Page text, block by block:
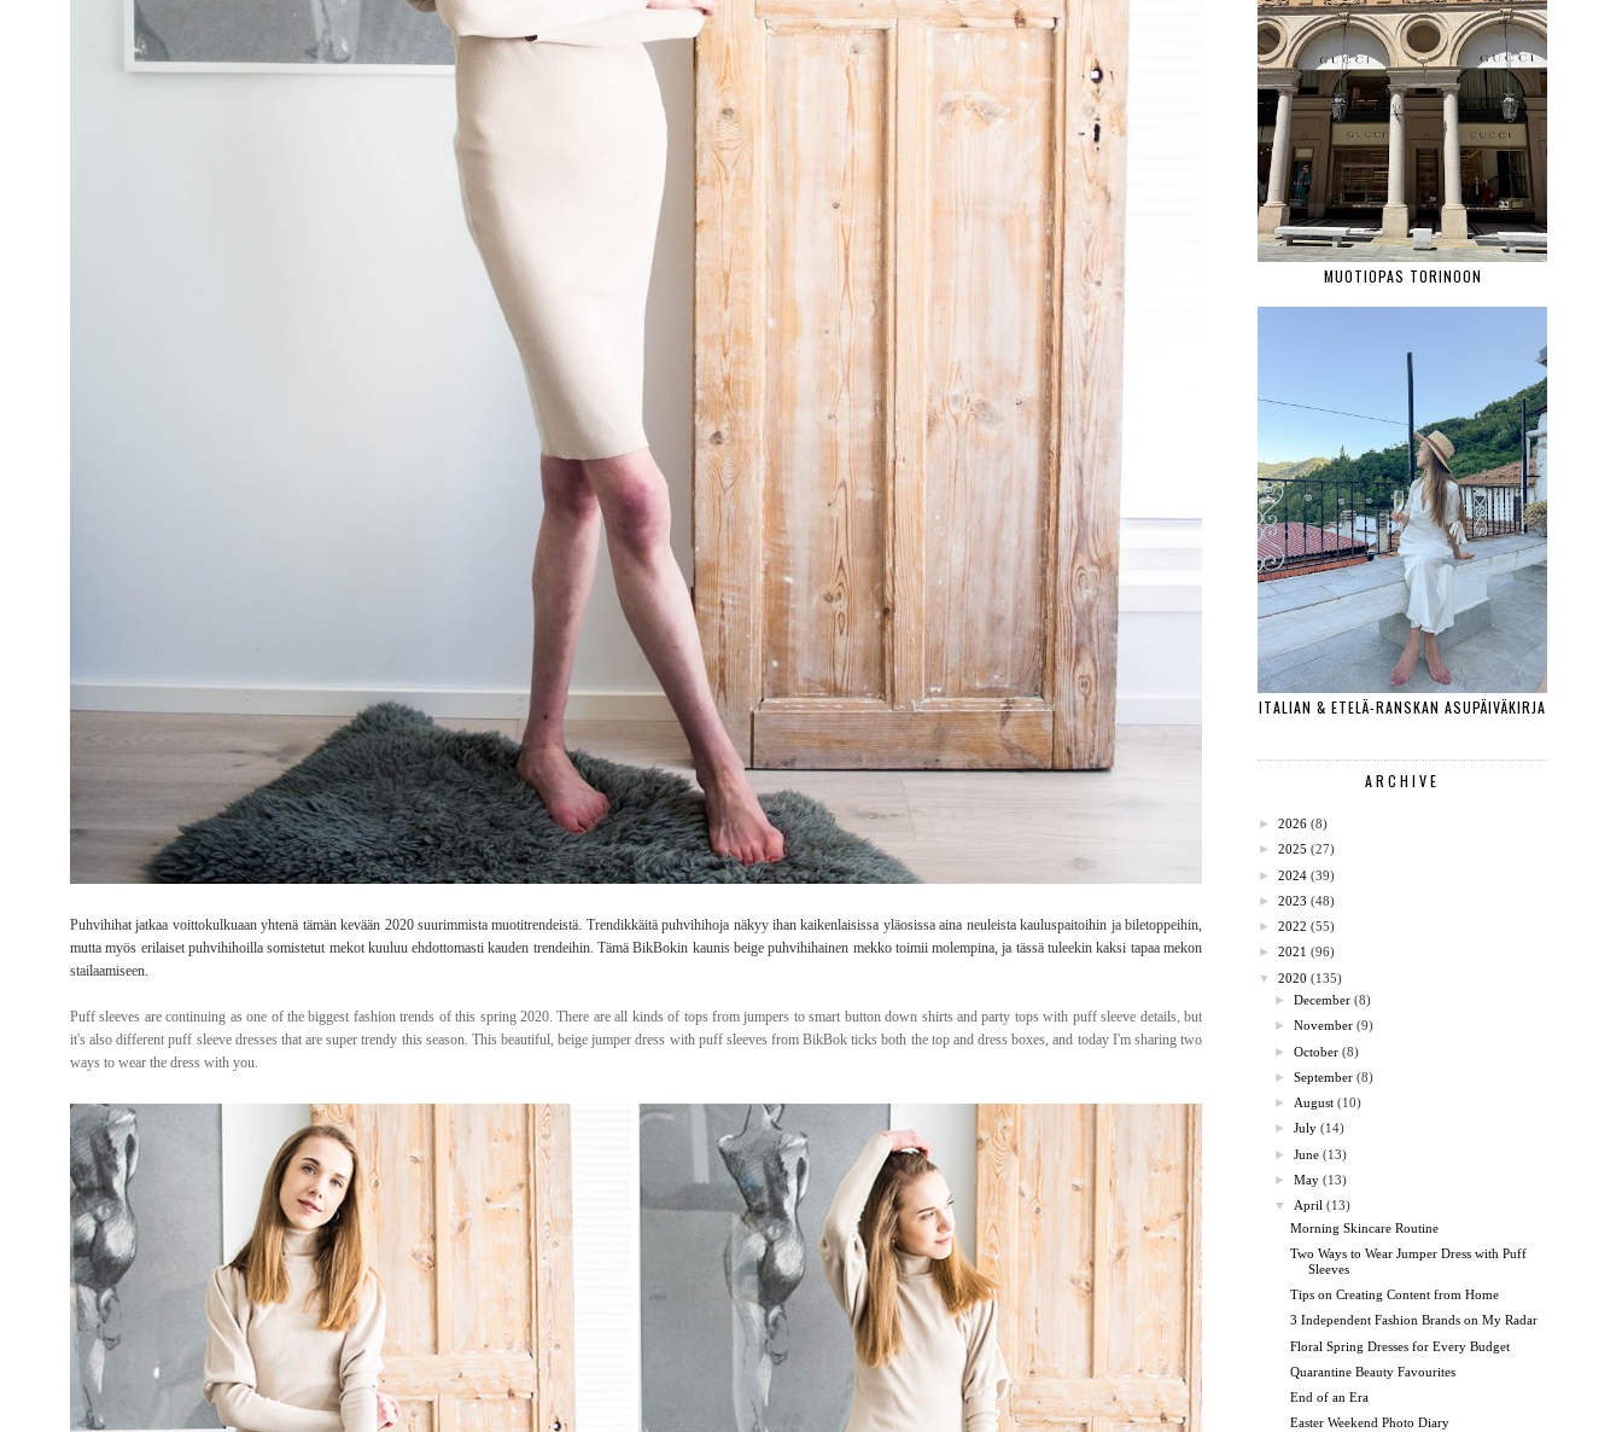
Puhvihihat jatkaa voittokulkuaan yhtenä tämän kevään 2020 suurimmista muotitrendeistä. Trendikkäitä puhvihihoja näkyy ihan kaikenlaisissa yläosissa aina neuleista kauluspaitoihin ja biletoppeihin,
mutta myös erilaiset puhvihihoilla somistetut mekot kuuluu ehdottomasti kauden trendeihin. Tämä BikBokin kaunis beige puhvihihainen mekko toimii molempina, ja tässä tuleekin kaksi tapaa mekon
stailaamiseen.
Puff sleeves are continuing as one of the biggest fashion trends of this spring 2020. There are all kinds of tops from jumpers to smart button down shirts and party tops with puff sleeve details, but
it's also different puff sleeve dresses that are super trendy this season. This beautiful, beige jumper dress with puff sleeves from BikBok ticks both the top and dress boxes, and today I'm sharing two
ways to wear the dress with you.
MUOTIOPAS TORINOON
ITALIAN & ETELÄ-RANSKAN ASUPÄIVÄKIRJA
ARCHIVE
► 2026 (8)
► 2025 (27)
► 2024 (39)
► 2023 (48)
► 2022 (55)
► 2021 (96)
▼
2020 (135)
►December (8)
►November (9)
►October (8)
►September (8)
► August (10)
►July (14)
►June (13)
►May (13)
▼
April (13)
Morning Skincare Routine
Two Ways to Wear Jumper Dress with Puff
Sleeves
Tips on Creating Content from Home
3 Independent Fashion Brands on My Radar
Floral Spring Dresses for Every Budget
Quarantine Beauty Favourites
End of an Era
Easter Weekend Photo Diary